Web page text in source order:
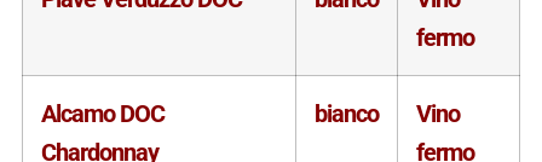
fermo
Alcamo DOC
Chardonnay
bianco
Vino
fermo